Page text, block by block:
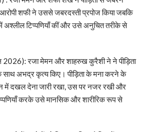
शफी ने उससे जबरदस्ती प्रपोज किया जबकि
टिप्पणियाँ कीं और उसे अनुचित तरीके से
रजा मेमन और शाहरुख कुरैशी ने ने पीड़िता
अभद्र कृत्य किए। पीड़िता के मना करने के
में दखल देना जारी रखा, उस पर नजर रखी और
करके उसे मानसिक और शारीरिक रूप से